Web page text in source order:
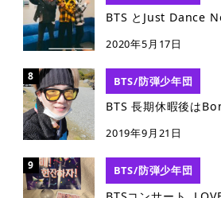
BTS とJust Dance
2020年5月17日
BTS/防弾少年団
BTS 長期休暇後は
2019年9月21日
BTS/防弾少年団